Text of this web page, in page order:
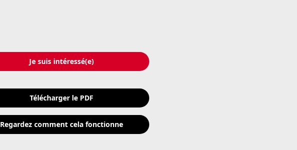
Je suis intéressé(e)
Télécharger le PDF
Regardez comment cela fonctionne